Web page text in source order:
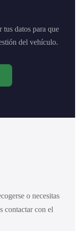
datos para que
del vehículo.
o necesitas
contactar con el